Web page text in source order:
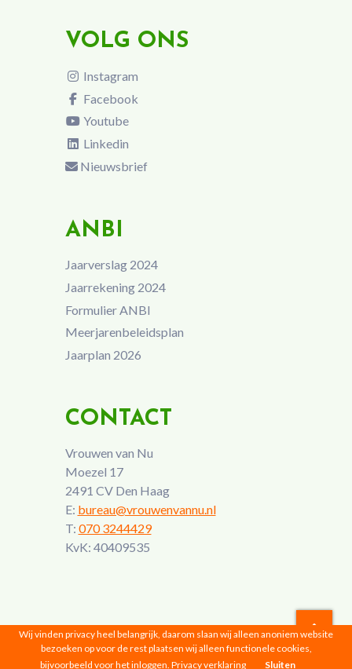
VOLG ONS
Instagram
Facebook
Youtube
Linkedin
Nieuwsbrief
ANBI
Jaarverslag 2024
Jaarrekening 2024
Formulier ANBI
Meerjarenbeleidsplan
Jaarplan 2026
CONTACT
Vrouwen van Nu
Moezel 17
2491 CV Den Haag
E: bureau@vrouwenvannu.nl
T: 070 3244429
KvK: 40409535
Vrouwen van Nu © 2026 |Privacyverklaring
Wij vinden privacy heel belangrijk, daarom slaan wij alleen anoniem website
bezoeken op voor de rest plaatsen wij alleen functionele cookies,
bijvoorbeeld voor het inloggen. Privacy verklaring Sluiten